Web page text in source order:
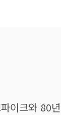
이크와 80